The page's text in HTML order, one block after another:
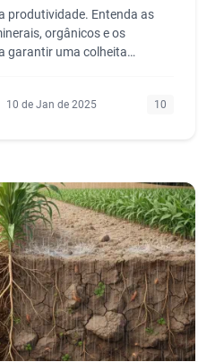
produtividade. Entenda as
orgânicos e os
garantir uma colheita
10 de Jan de 2025 10